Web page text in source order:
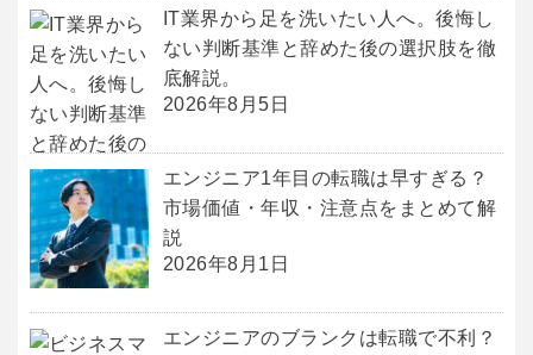
IT業界から足を洗いたい人へ。後悔し
ない判断基準と辞めた後の選択肢を徹
底解説。
2026年8月5日
エンジニア1年目の転職は早すぎる？
市場価値・年収・注意点をまとめて解
説
2026年8月1日
エンジニアのブランクは転職で不利？